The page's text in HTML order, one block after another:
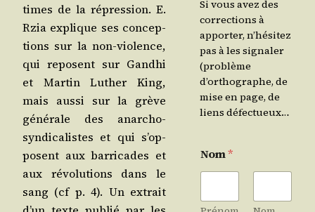
times de la répres­sion. E.
Rzia explique ses concep­
tions sur la non-vio­lence,
qui reposent sur Gand­hi
et Mar­tin Luther King,
mais aus­si sur la grève
géné­rale des anar­cho-
syn­di­ca­listes et qui s’op­
posent aux bar­ri­cades et
aux révo­lu­tions dans le
sang (cf p. 4). Un extrait
Si vous avez des
corrections à
apporter, n’hésitez
pas à les signaler
(problème
d’orthographe, de
mise en page, de
liens défectueux…
Nom*